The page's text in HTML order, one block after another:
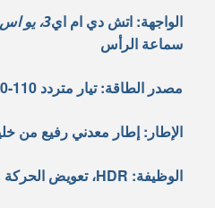
الواجهة: اتش دي ام اي3، يو اس بي
سماعة الرأس
مصدر الطاقة: تيار متردد 110-220 فولت
الإطار: إطار معدني رفيع من
الوظيفة: HDR، تعويض الحركة MEMC